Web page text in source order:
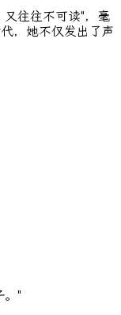
往往不可读"，毫
，她不仅发出了声
。"